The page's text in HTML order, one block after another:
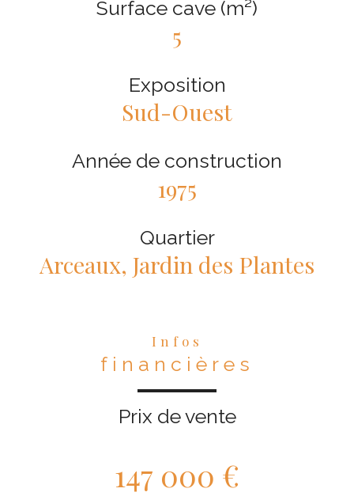
Surface cave (m²)
5
Exposition
Sud-Ouest
Année de construction
1975
Quartier
Arceaux, Jardin des Plantes
Infos
financières
Prix de vente
147 000 €